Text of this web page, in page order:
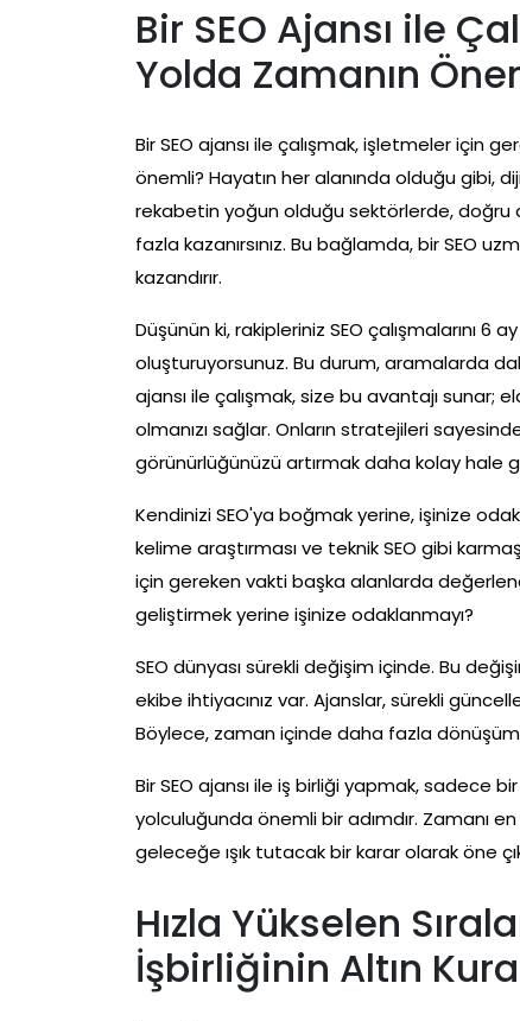
Bir SEO Ajansı ile
Yolda Zamanın
Bir SEO ajansı ile çalışmak, işletmeler için
önemli? Hayatın her alanında olduğu gibi,
rekabetin yoğun olduğu sektörlerde, doğru
fazla kazanırsınız. Bu bağlamda, bir SEO
kazandırır.
Düşünün ki, rakipleriniz SEO çalışmalarını
oluşturuyorsunuz. Bu durum, aramalarda
ajansı ile çalışmak, size bu avantajı sunar;
olmanızı sağlar. Onların stratejileri
görünürlüğünüzü artırmak daha kolay hale
Kendinizi SEO'ya boğmak yerine, işinize
kelime araştırması ve teknik SEO gibi
için gereken vakti başka alanlarda
geliştirmek yerine işinize odaklanmayı?
SEO dünyası sürekli değişim içinde. Bu
ekibe ihtiyacınız var. Ajanslar, sürekli
Böylece, zaman içinde daha fazla
Bir SEO ajansı ile iş birliği yapmak, sadece
yolculuğunda önemli bir adımdır. Zamanı
geleceğe ışık tutacak bir karar olarak öne
Hızla Yükselen
İşbirliğinin Altın